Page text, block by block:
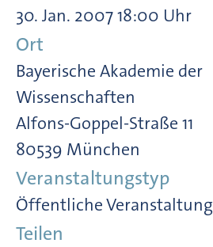
30. Jan. 2007 18:00 Uhr
Ort
Bayerische Akademie der
Wissenschaften
Alfons-Goppel-Straße 11
80539 München
Veranstaltungstyp
Öffentliche Veranstaltung
Teilen